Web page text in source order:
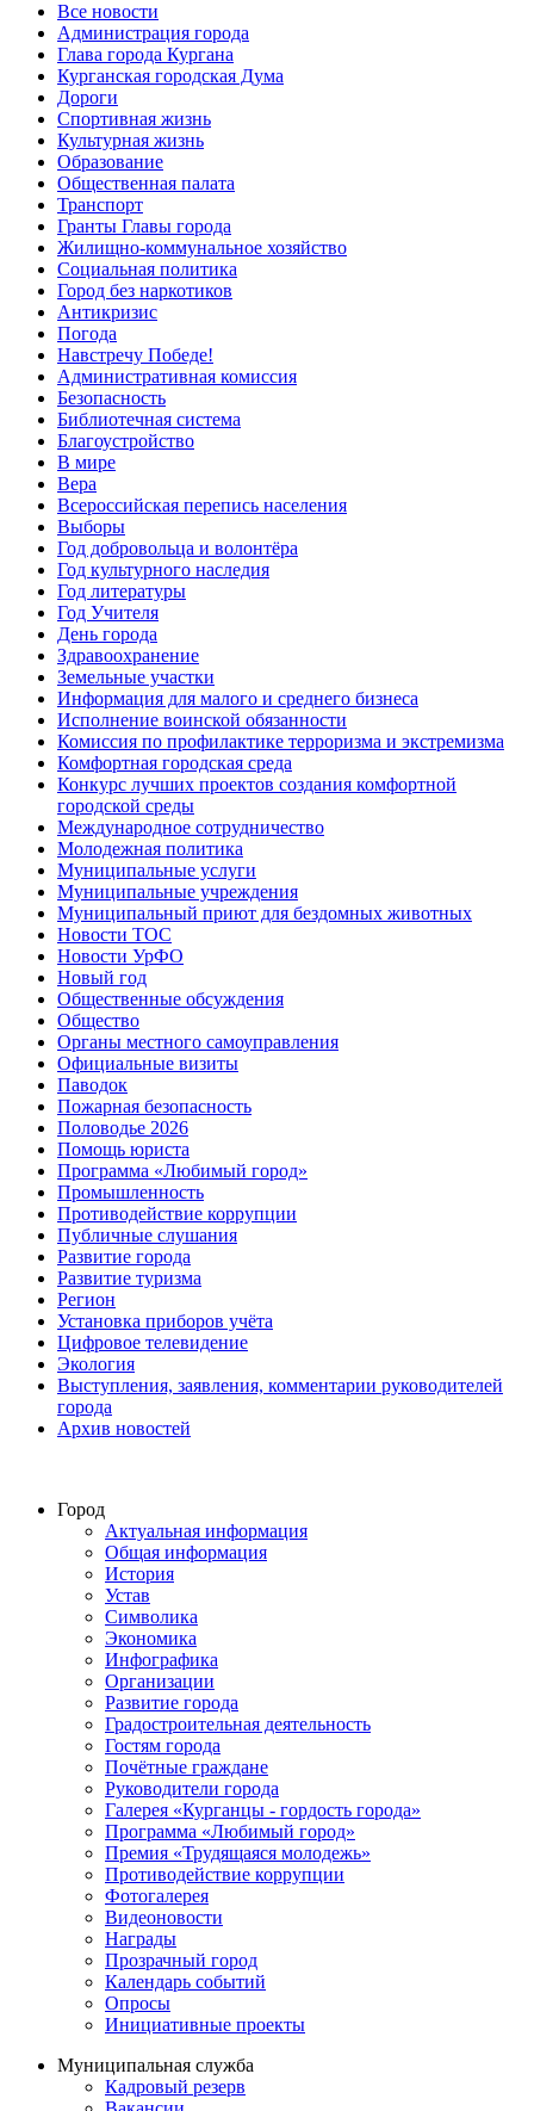
Все новости
Администрация города
Глава города Кургана
Курганская городская Дума
Дороги
Спортивная жизнь
Культурная жизнь
Образование
Общественная палата
Транспорт
Гранты Главы города
Жилищно-коммунальное хозяйство
Социальная политика
Город без наркотиков
Антикризис
Погода
Навстречу Победе!
Административная комиссия
Безопасность
Библиотечная система
Благоустройство
В мире
Вера
Всероссийская перепись населения
Выборы
Год добровольца и волонтёра
Год культурного наследия
Год литературы
Год Учителя
День города
Здравоохранение
Земельные участки
Информация для малого и среднего бизнеса
Исполнение воинской обязанности
Комиссия по профилактике терроризма и экстремизма
Комфортная городская среда
Конкурс лучших проектов создания комфортной
городской среды
Международное сотрудничество
Молодежная политика
Муниципальные услуги
Муниципальные учреждения
Муниципальный приют для бездомных животных
Новости ТОС
Новости УрФО
Новый год
Общественные обсуждения
Общество
Органы местного самоуправления
Официальные визиты
Паводок
Пожарная безопасность
Половодье 2026
Помощь юриста
Программа «Любимый город»
Промышленность
Противодействие коррупции
Публичные слушания
Развитие города
Развитие туризма
Регион
Установка приборов учёта
Цифровое телевидение
Экология
Выступления, заявления, комментарии руководителей
города
Архив новостей
Город
Актуальная информация
Общая информация
История
Устав
Символика
Экономика
Инфографика
Организации
Развитие города
Градостроительная деятельность
Гостям города
Почётные граждане
Руководители города
Галерея «Курганцы - гордость города»
Программа «Любимый город»
Премия «Трудящаяся молодежь»
Противодействие коррупции
Фотогалерея
Видеоновости
Награды
Прозрачный город
Календарь событий
Опросы
Инициативные проекты
Муниципальная служба
Кадровый резерв